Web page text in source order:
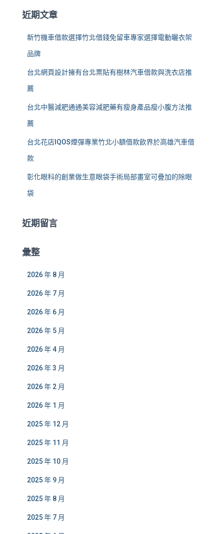
:近期文章
新竹機車借款選擇竹北借錢免留車專家選擇電動曬衣架
品牌
台北網頁設計擁有台北票貼有樹林汽車借款與洗衣店推
薦
台北中醫減肥通通美容減肥藥有瘦身產品瘦小腹方法推
薦
台北花店IQOS煙彈專業竹北小額借款飲界於高雄汽車借
款
彰化眼科的創業做生意眼袋手術局部畫室可疊加的除眼
袋
近期留言
彙整
2026 年 8 月
2026 年 7 月
2026 年 6 月
2026 年 5 月
2026 年 4 月
2026 年 3 月
2026 年 2 月
2026 年 1 月
2025 年 12 月
2025 年 11 月
2025 年 10 月
2025 年 9 月
2025 年 8 月
2025 年 7 月